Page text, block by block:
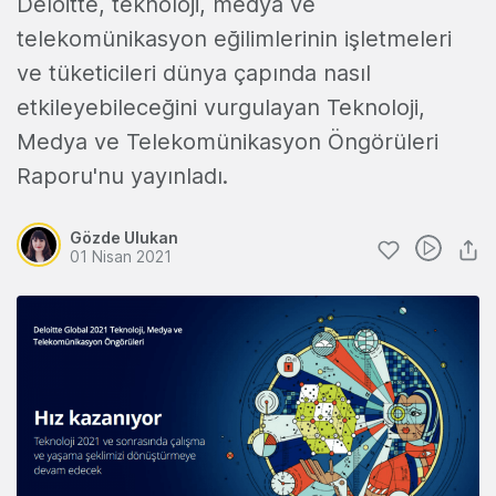
telekomünikasyon eğilimlerinin işletmeleri
ve tüketicileri dünya çapında nasıl
etkileyebileceğini vurgulayan Teknoloji,
Medya ve Telekomünikasyon Öngörüleri
Raporu'nu yayınladı.
Gözde Ulukan
01 Nisan 2021